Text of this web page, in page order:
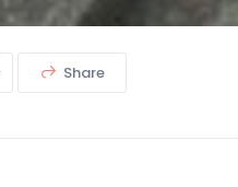
Share